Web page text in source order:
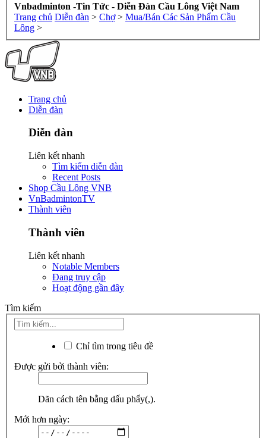
Vnbadminton -Tin Tức - Diễn Đàn Cầu Lông Việt Nam
Trang chủ Diễn đàn > Chợ > Mua/Bán Các Sản Phẩm Cầu
Lông >
Trang chủ
Diễn đàn
Diễn đàn
Liên kết nhanh
Tìm kiếm diễn đàn
Recent Posts
Shop Cầu Lông VNB
VnBadmintonTV
Thành viên
Thành viên
Liên kết nhanh
Notable Members
Đang truy cập
Hoạt động gần đây
Tìm kiếm
Chỉ tìm trong tiêu đề
Được gửi bởi thành viên:
Dãn cách tên bằng dấu phẩy(,).
Mới hơn ngày: